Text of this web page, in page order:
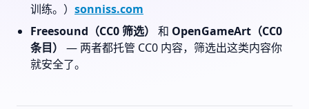
训练。） sonniss.com
Freesound（CC0 筛选）
和 OpenGameArt（CC0
条目）
— 两者都托管 CC0 内容，筛选出这类内容你
就安全了。